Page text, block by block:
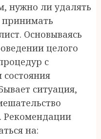
нужно ли удалять
Основываясь
целого
с
ситуация,
Рекомендации
на: